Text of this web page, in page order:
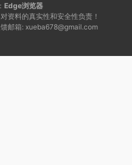
Edge浏览器
资料的真实性和安全性负责！
邮箱: xueba678@gmail.com